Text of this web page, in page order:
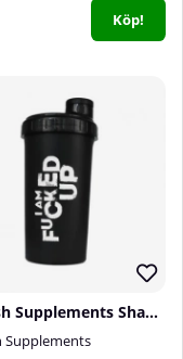
Köp!
Swedish Supplements Shaker Fucked Up, 700 ml
Supplements